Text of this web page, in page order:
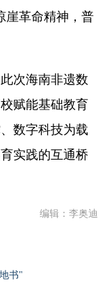
崖革命精神，普
次海南非遗数
赋能基础教育
数字科技为载
实践的互通桥
编辑：李奥迪
书"